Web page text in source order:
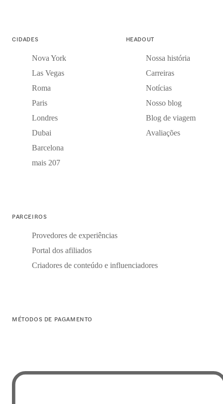
CIDADES
Nova York
Las Vegas
Roma
Paris
Londres
Dubai
Barcelona
mais 207
HEADOUT
Nossa história
Carreiras
Notícias
Nosso blog
Blog de viagem
Avaliações
PARCEIROS
Provedores de experiências
Portal dos afiliados
Criadores de conteúdo e influenciadores
MÉTODOS DE PAGAMENTO